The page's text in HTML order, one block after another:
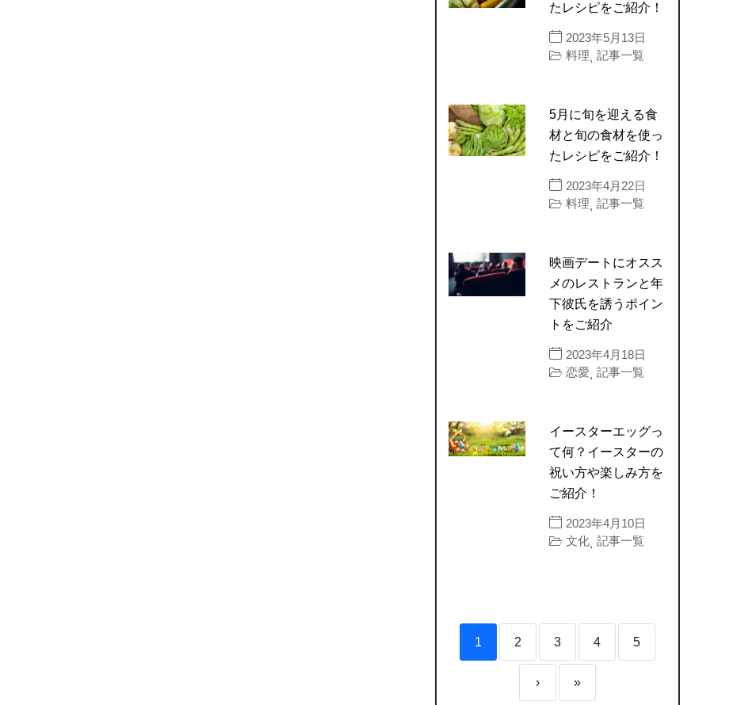
たレシピをご紹介！
2023年5月13日
料理, 記事一覧
5月に旬を迎える食
材と旬の食材を使っ
たレシピをご紹介！
2023年4月22日
料理, 記事一覧
映画デートにオスス
メのレストランと年
下彼氏を誘うポイン
トをご紹介
2023年4月18日
恋愛, 記事一覧
イースターエッグっ
て何？イースターの
祝い方や楽しみ方を
ご紹介！
2023年4月10日
文化, 記事一覧
1 2 3 4 5
› »